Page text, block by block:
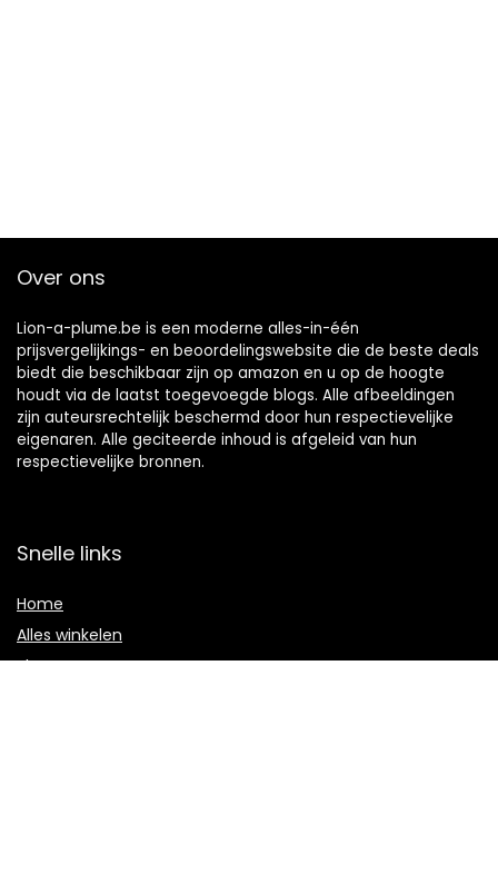
Over ons
Lion-a-plume.be is een moderne alles-in-één
prijsvergelijkings- en beoordelingswebsite die de beste deals
biedt die beschikbaar zijn op amazon en u op de hoogte
houdt via de laatst toegevoegde blogs. Alle afbeeldingen
zijn auteursrechtelijk beschermd door hun respectievelijke
eigenaren. Alle geciteerde inhoud is afgeleid van hun
respectievelijke bronnen.
Snelle links
Home
Alles winkelen
Blogs